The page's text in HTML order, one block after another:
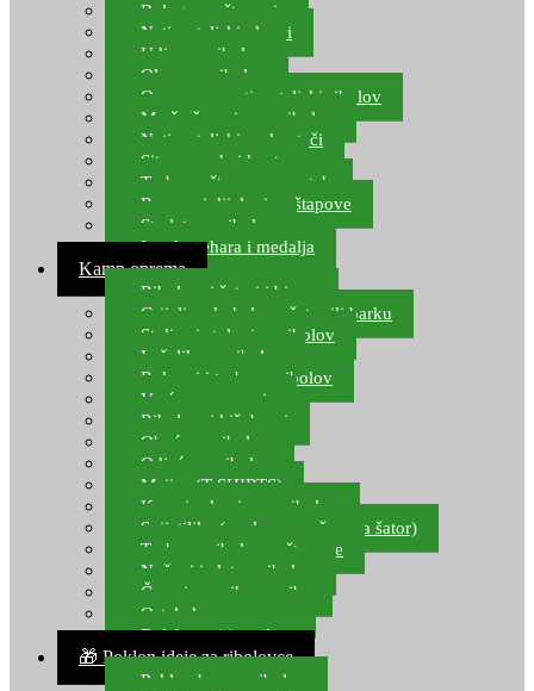
Bolognese štapovi
Natjecateljski plovci
Udice za ribolov
Olovo za ribolov
Oprema za natjecateljski ribolov
Mreže čuvarice za ribolov
Natjecateljski podmetači
Sito, posude i kante
Torbe za štapove – match
Rezervni dijelovi za štapove
Starlete za ribolov
Izrada pehara i medalja
Kamp oprema
Ribolovni šatori i bivvy
Grijalice, kuhala za šator ili barku
Stolice i stolovi za ribolov
Ležaljke za ribolov
Ruksaci i torbe za ribolov
Vreće za spavanje
Ribolovni kišobrani
Obuća za ribolov
Odjeća za ribolov
Majice (T-SHIRTS)
Kape i rukavice za ribolov
Svijetiljke (naglavne, ručne, za šator)
Torbe za ribolovne štapove
Noževi i alat za ribolov
Čamci za prihranu ribe
Ostala kamp oprema
Dalekozori i optika
🎁 Poklon ideje za ribolovce
Poklon bon za ribolov